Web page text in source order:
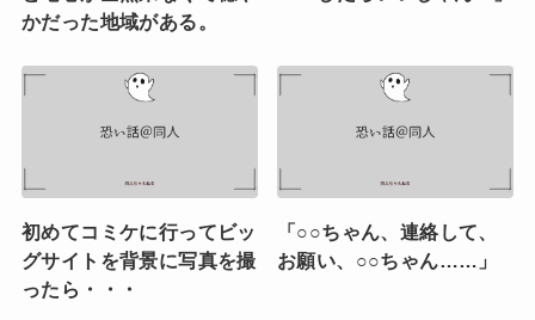
かだった地域がある。
初めてコミケに行ってビッ
グサイトを背景に写真を撮
ったら・・・
「○○ちゃん、連絡して、
お願い、○○ちゃん……」